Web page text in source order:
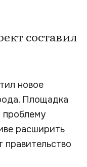
составил
новое
Площадка
расширить
правительство